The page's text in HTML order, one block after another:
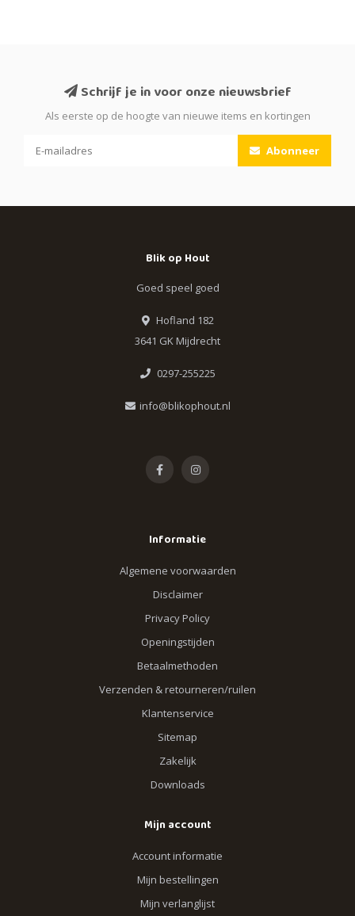
Schrijf je in voor onze nieuwsbrief
Als eerste op de hoogte van nieuwe items en kortingen
Abonneer
Blik op Hout
Goed speel goed
Hofland 182
3641 GK Mijdrecht
0297-255225
info@blikophout.nl
Informatie
Algemene voorwaarden
Disclaimer
Privacy Policy
Openingstijden
Betaalmethoden
Verzenden & retourneren/ruilen
Klantenservice
Sitemap
Zakelijk
Downloads
Mijn account
Account informatie
Mijn bestellingen
Mijn verlanglijst